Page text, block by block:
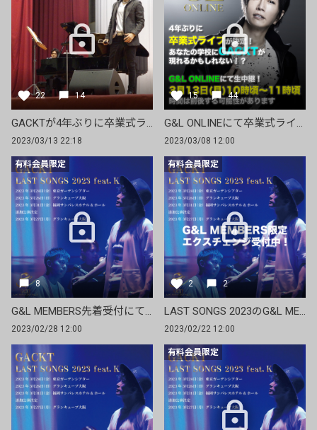
22 14
GACKTが4年ぶりに卒業式ライブにサプライズで登場！
2023/03/13 22:18
15 44
G&L ONLINEにて卒業式ライブの生中継が決定！
2023/03/08 12:00
有料会員限定
8
G&L MEMBERS先着受付にてダイヤモンド・プラチナム席販売再開！
2023/02/28 12:00
有料会員限定
2 2
LAST SONGS 2023のG&L MEMBERS限定エクスチェンジ受付中！
2023/02/22 12:00
有料会員限定